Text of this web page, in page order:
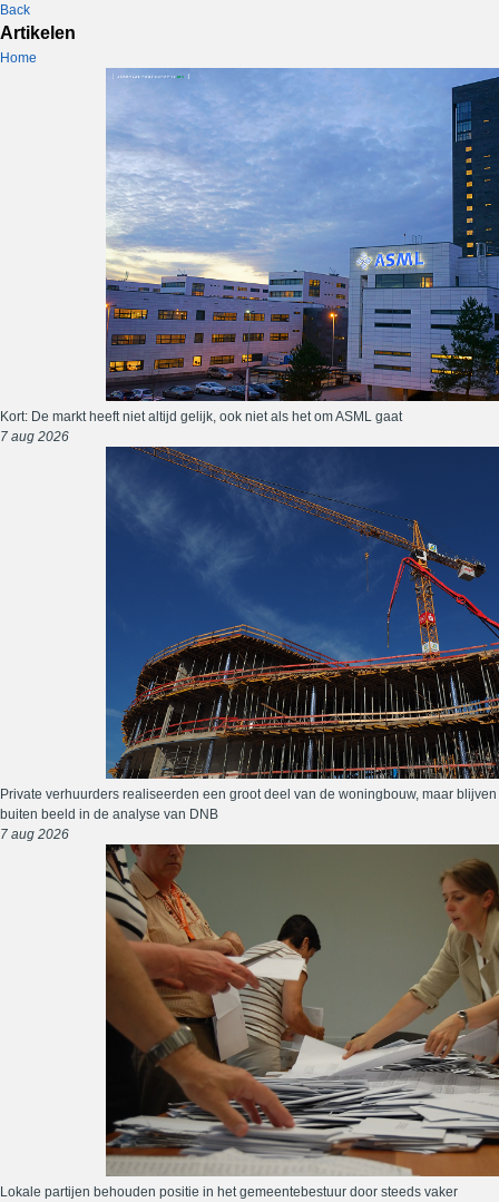
Back
Artikelen
Home
Kort: De markt heeft niet altijd gelijk, ook niet als het om ASML gaat
7 aug 2026
Private verhuurders realiseerden een groot deel van de woningbouw, maar blijven
buiten beeld in de analyse van DNB
7 aug 2026
Lokale partijen behouden positie in het gemeentebestuur door steeds vaker